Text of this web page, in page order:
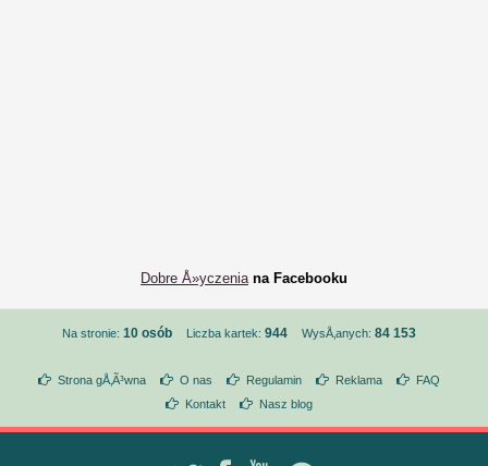
Dobre Å»yczeniana Facebooku
Na stronie: 10 osób Liczba kartek: 944 WysÅ‚anych: 84 153
Strona gÅ‚Ã³wna O nas Regulamin Reklama
FAQ
Kontakt
Nasz blog